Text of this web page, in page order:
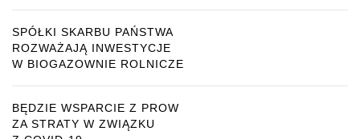
SPÓŁKI SKARBU PAŃSTWA
ROZWAŻAJĄ INWESTYCJE
W BIOGAZOWNIE ROLNICZE
BĘDZIE WSPARCIE Z PROW
ZA STRATY W ZWIĄZKU